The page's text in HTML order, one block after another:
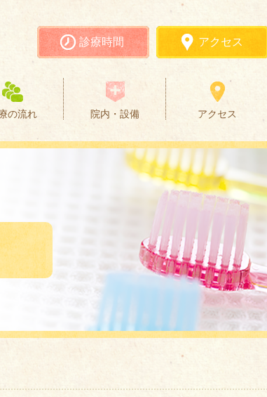
診療時間 アクセス
の流れ 院内・設備 アクセス